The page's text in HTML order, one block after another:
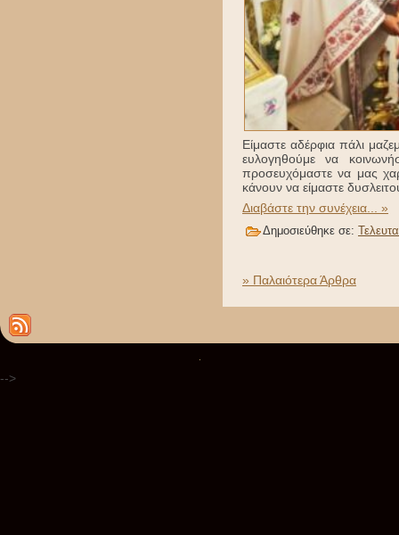
Είμαστε αδέρφια πάλι
ευλογηθούμε να
προσευχόμαστε να μας
κάνουν να είμαστε
Διαβάστε την συνέχεια... »
Δημοσιεύθηκε σε:
» Παλαιότερα Άρθρα
-->